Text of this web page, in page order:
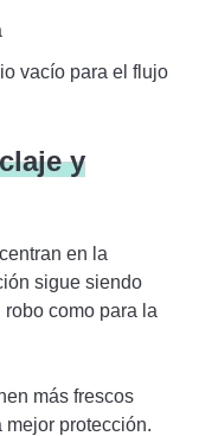
vacío para el flujo
y
en la
sigue siendo
como para la
más frescos
protección.